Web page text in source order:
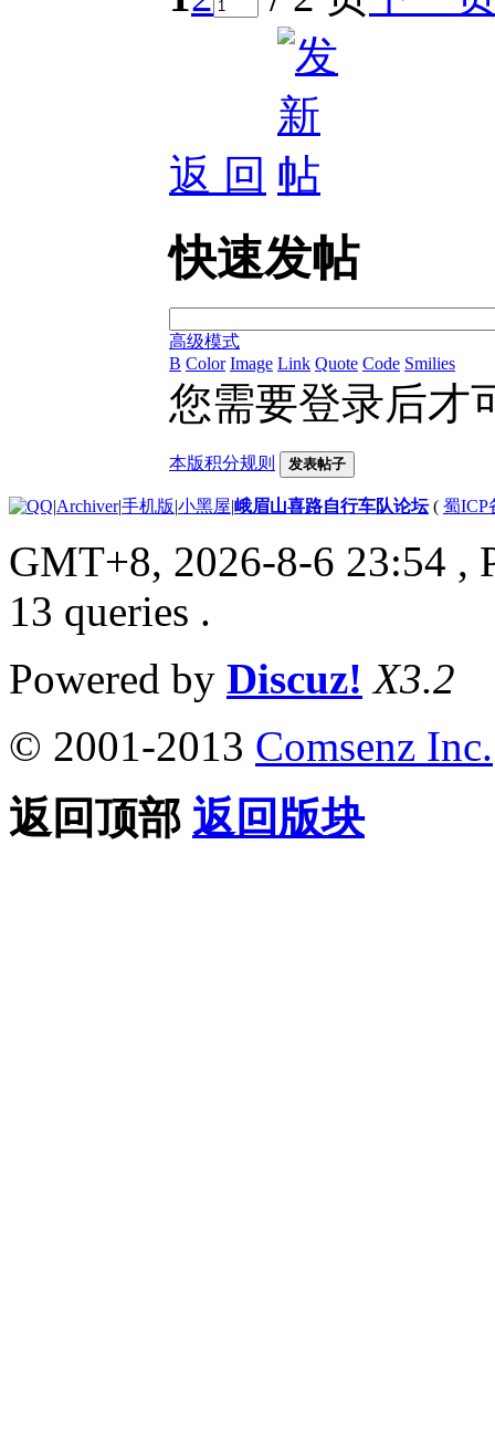
返 回
快速发帖
高级模式
B Color Image Link Quote Code Smilies
您需要登录后才
本版积分规则 发表帖子
|Archiver|手机版|小黑屋|峨眉山喜路自行车队论坛( 蜀ICP
GMT+8, 2026-8-6 23:54 ,
13 queries .
Powered by Discuz! X3.2
© 2001-2013 Comsenz Inc.
返回顶部 返回版块